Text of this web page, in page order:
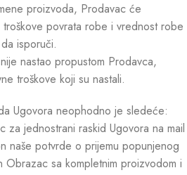
proizvoda, Prodavac će
povrata robe i vrednost robe
isporuči.
nastao propustom Prodavca,
troškove koji su nastali.
Ugovora neophodno je sledeće:
za jednostrani raskid Ugovora na mail
naše potvrde o prijemu popunjenog
sa kompletnim proizvodom i